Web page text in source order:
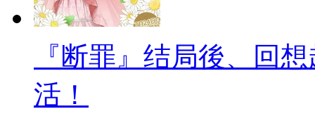
『断罪』结局後、回
活！